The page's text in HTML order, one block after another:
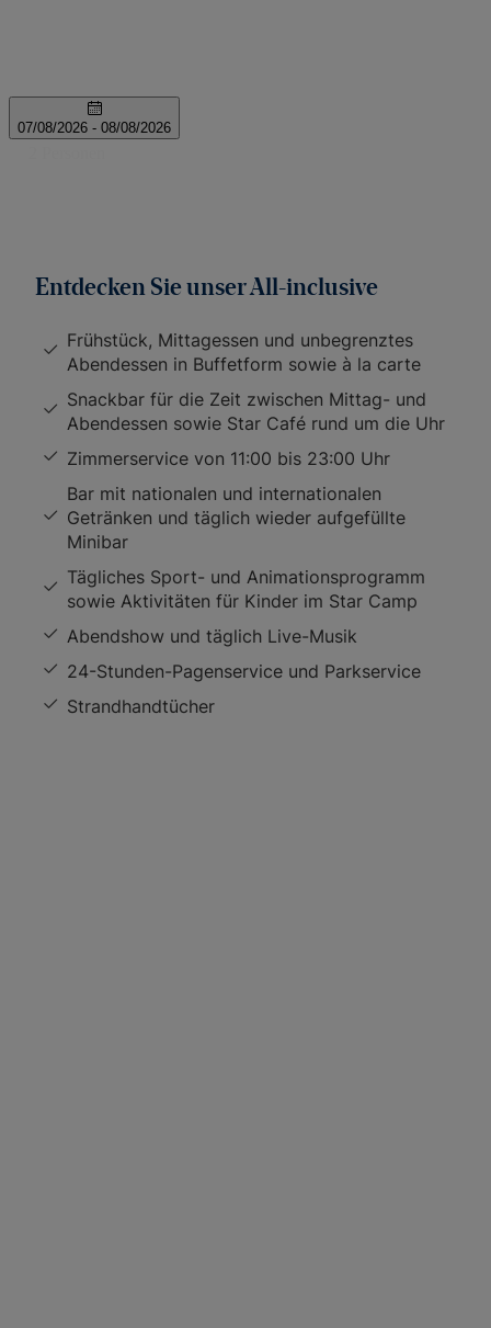
Entdecken Sie unser All-inclusive
Frühstück, Mittagessen und unbegrenztes
Abendessen in Buffetform sowie à la carte
Snackbar für die Zeit zwischen Mittag- und
Abendessen sowie Star Café rund um die Uhr
Zimmerservice von 11:00 bis 23:00 Uhr
Bar mit nationalen und internationalen
Getränken und täglich wieder aufgefüllte
Minibar
Tägliches Sport- und Animationsprogramm
sowie Aktivitäten für Kinder im Star Camp
Abendshow und täglich Live-Musik
24-Stunden-Pagenservice und Parkservice
Strandhandtücher